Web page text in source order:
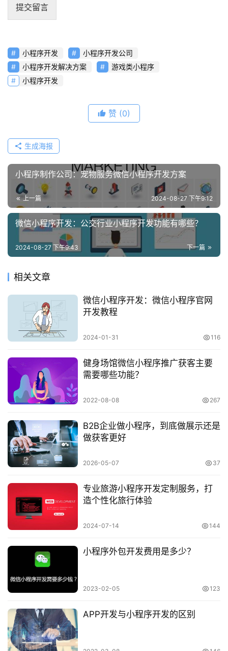
分
常
见
问
提交留言
小程序开发
小程序开发公司
小程序开发解决方案
游戏类小程序
小程序开发
赞 (0)
生成海报
小程序制作公司：宠物服务微信小程序开发方案
上一篇 2024-08-27 下午9:12
微信小程序开发：公交行业小程序开发功能有哪些？
下一篇
2024-08-27 下午9:43
相关文章
微信小程序开发：微信小程序官网
开发教程
2024-01-31 116
健身场馆微信小程序推广获客主要
需要哪些功能？
2022-08-08 267
B2B企业做小程序，到底做展示还是
做获客更好
2026-05-07 37
专业旅游小程序开发定制服务，打
造个性化旅行体验
2024-07-14 144
小程序外包开发费用是多少？
2023-02-05 123
APP开发与小程序开发的区别